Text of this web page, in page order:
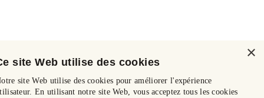
×
site Web utilise des cookies
site Web utilise des cookies pour améliorer l'expérience
En utilisant notre site Web, vous acceptez tous les cookies